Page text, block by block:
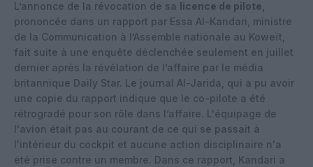
L’annonce de la révocation de sa licence de pilote,
prononcée dans un rapport par Essa Al-Kandari, ministre
de la Communication à l’Assemble nationale au Koweït,
fait suite à une enquête déclenchée seulement en juillet
dernier après la révélation de l’affaire par le média
britannique Daily Star. Le journal Al-Jarida, qui a pu avoir
une copie du rapport indique que le co-pilote a été
rétrogradé pour son rôle dans l’affaire. L'équipage de
l'avion était pas au courant de ce qui se passait à
l'intérieur du cockpit et aucune action disciplinaire n'a
été prise contre un membre. Dans ce rapport, Kandari a